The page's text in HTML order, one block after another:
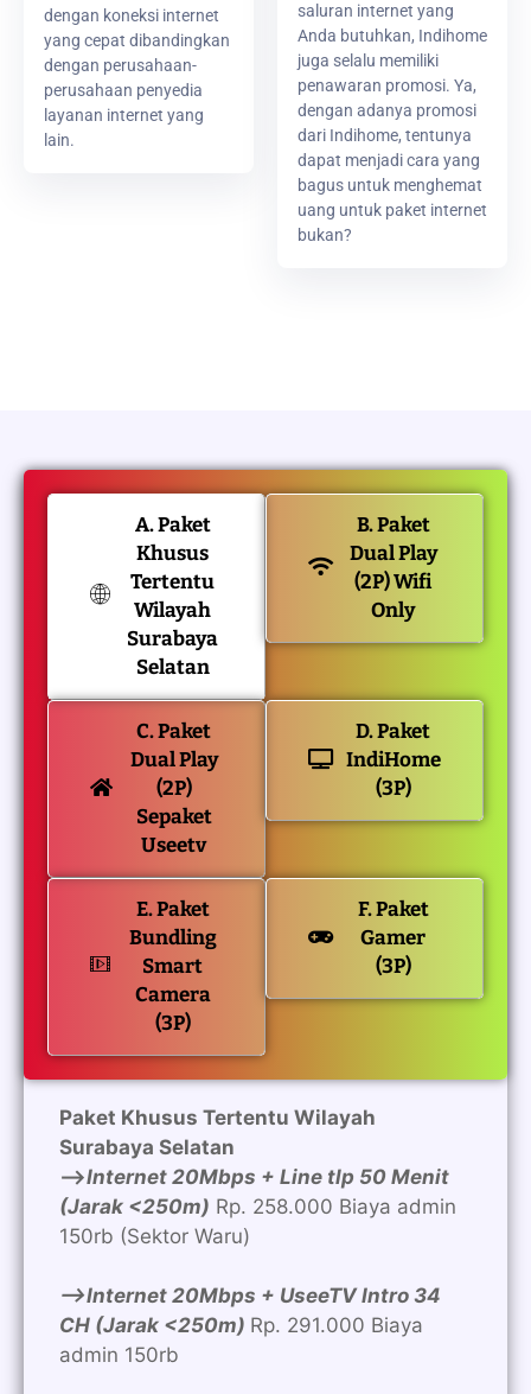
dengan koneksi internet
yang cepat dibandingkan
dengan perusahaan-
perusahaan penyedia
layanan internet yang
lain.
saluran internet yang
Anda butuhkan, Indihome
juga selalu memiliki
penawaran promosi. Ya,
dengan adanya promosi
dari Indihome, tentunya
dapat menjadi cara yang
bagus untuk menghemat
uang untuk paket internet
bukan?
A. Paket
Khusus
Tertentu
Wilayah
Surabaya
Selatan
B. Paket
Dual Play
(2P) Wifi
Only
C. Paket
Dual Play
(2P)
Sepaket
Useetv
D. Paket
IndiHome
(3P)
E. Paket
Bundling
Smart
Camera
(3P)
F. Paket
Gamer
(3P)
Paket Khusus Tertentu Wilayah
Surabaya Selatan
—>Internet 20Mbps + Line tlp 50 Menit
(Jarak <250m) Rp. 258.000 Biaya admin
150rb (Sektor Waru)
—>Internet 20Mbps + UseeTV Intro 34
CH (Jarak <250m) Rp. 291.000 Biaya
admin 150rb